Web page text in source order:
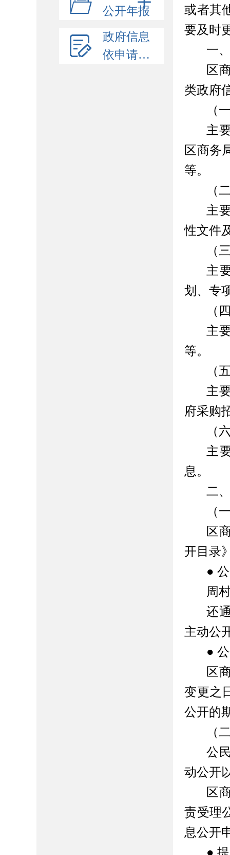
公开年报
政府信息
依申请公开
或者其
要及时
一
区
类政府
（
主
区商务
等。
（
主
性文件
（
主
划、专
（
主
等。
（
主
府采购
（
主
息。
二
（
区
开目录
●
周
还
主动公
●
区
变更之
公开的
（
公
动公开
区
责受理
息公开